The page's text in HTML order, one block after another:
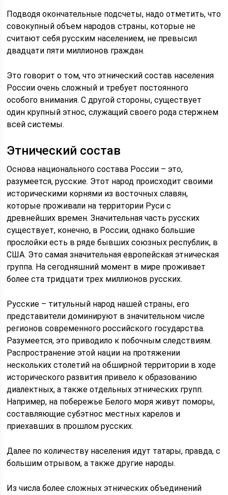
Подводя окончательные подсчеты, надо отметить, что
совокупный объем народов страны, которые не
считают себя русским населением, не превысил
двадцати пяти миллионов граждан.
Это говорит о том, что этнический состав населения
России очень сложный и требует постоянного
особого внимания. С другой стороны, существует
один крупный этнос, служащий своего рода стержнем
всей системы.
Этнический состав
Основа национального состава России – это,
разумеется, русские. Этот народ происходит своими
историческими корнями из восточных славян,
которые проживали на территории Руси с
древнейших времен. Значительная часть русских
существует, конечно, в России, однако большие
прослойки есть в ряде бывших союзных республик, в
США. Это самая значительная европейская этническая
группа. На сегодняшний момент в мире проживает
более ста тридцати трех миллионов русских.
Русские – титульный народ нашей страны, его
представители доминируют в значительном числе
регионов современного российского государства.
Разумеется, это приводило к побочным следствиям.
Распространение этой нации на протяжении
нескольких столетий на обширной территории в ходе
исторического развития привело к образованию
диалектных, а также отдельных этнических групп.
Например, на побережье Белого моря живут поморы,
составляющие субэтнос местных карелов и
приехавших в прошлом русских.
Далее по количеству населения идут татары, правда, с
большим отрывом, а также другие народы.
Из числа более сложных этнических объединений